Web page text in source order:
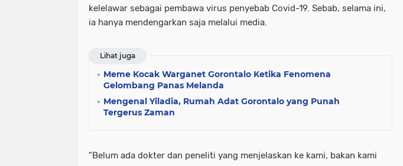
kelelawar sebagai pembawa virus penyebab Covid-19. Sebab, selama ini,
ia hanya mendengarkan saja melalui media.
Lihat juga
Meme Kocak Warganet Gorontalo Ketika Fenomena
Gelombang Panas Melanda
Mengenal Yiladia, Rumah Adat Gorontalo yang Punah
Tergerus Zaman
"Belum ada dokter dan peneliti yang menjelaskan ke kami, bakan kami